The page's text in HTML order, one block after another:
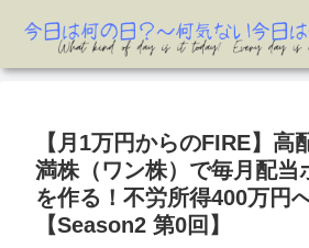
【月1万円からのFIRE】高
満株（ワン株）で毎月配当
を作る！不労所得400万円
【Season2 第0回】